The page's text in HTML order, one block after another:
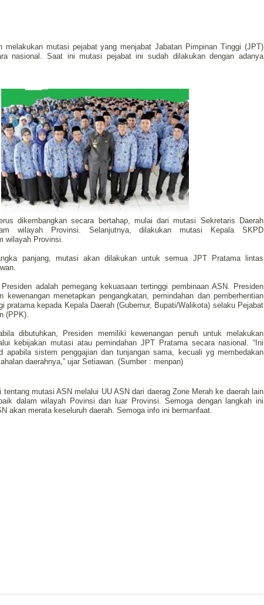
melakukan mutasi pejabat yang menjabat Jabatan Pimpinan Tinggi (JPT)
nasional. Saat ini mutasi pejabat ini sudah dilakukan dengan adanya
dikembangkan secara bertahap, mulai dari mutasi Sekretaris Daerah
wilayah Provinsi. Selanjutnya, dilakukan mutasi Kepala SKPD
wilayah Provinsi.
panjang, mutasi akan dilakukan untuk semua JPT Pratama lintas
adalah pemegang kekuasaan tertinggi pembinaan ASN. Presiden
kewenangan menetapkan pengangkatan, pemindahan dan pemberhentian
pratama kepada Kepala Daerah (Gubernur, Bupati/Walikota) selaku Pejabat
(PPK).
dibutuhkan, Presiden memiliki kewenangan penuh untuk melakukan
kebijakan mutasi atau pemindahan JPT Pratama secara nasional. “Ini
apabila sistem penggajian dan tunjangan sama, kecuali yg membedakan
daerahnya,” ujar Setiawan. (Sumber : menpan)
tentang mutasi ASN melalui UU ASN dari daerag Zone Merah ke daerah lain
dalam wilayah Povinsi dan luar Provinsi. Semoga dengan langkah ini
akan merata keseluruh daerah. Semoga info ini bermanfaat.